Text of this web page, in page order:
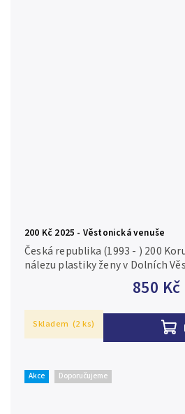
200 Kč 2025 - Věstonická venuše
850 Kč
Česká republika (1993 - ) 200
nálezu plastiky ženy v Dolních
Věstonická venuše , autorka
Skladem (2 ks)
Akce Doporučujeme